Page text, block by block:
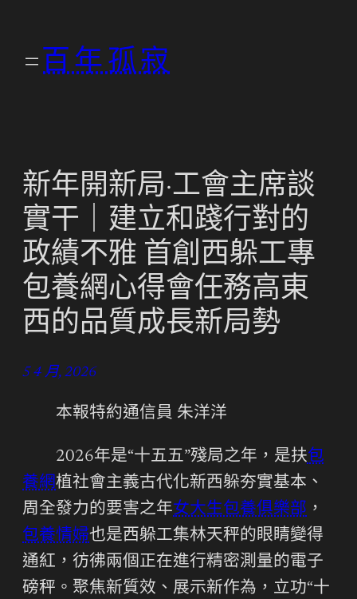
百年孤寂
新年開新局·工會主席談
實干｜建立和踐行對的
政績不雅 首創西躲工專
包養網心得會任務高東
西的品質成長新局勢
5 4 月, 2026
本報特約通信員 朱洋洋
2026年是“十五五”殘局之年，是扶包
養網植社會主義古代化新西躲夯實基本、
周全發力的要害之年女大生包養俱樂部 ，
包養情婦也是西躲工集林天秤的眼睛變得
通紅，彷彿兩個正在進行精密測量的電子
磅秤。聚焦新質效、展示新作為，立功“十